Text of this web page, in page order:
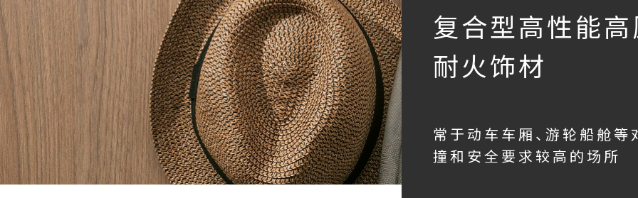
复合型高性能
耐火饰材
常于动车车厢、游轮船舱等
撞和安全要求较高的场所